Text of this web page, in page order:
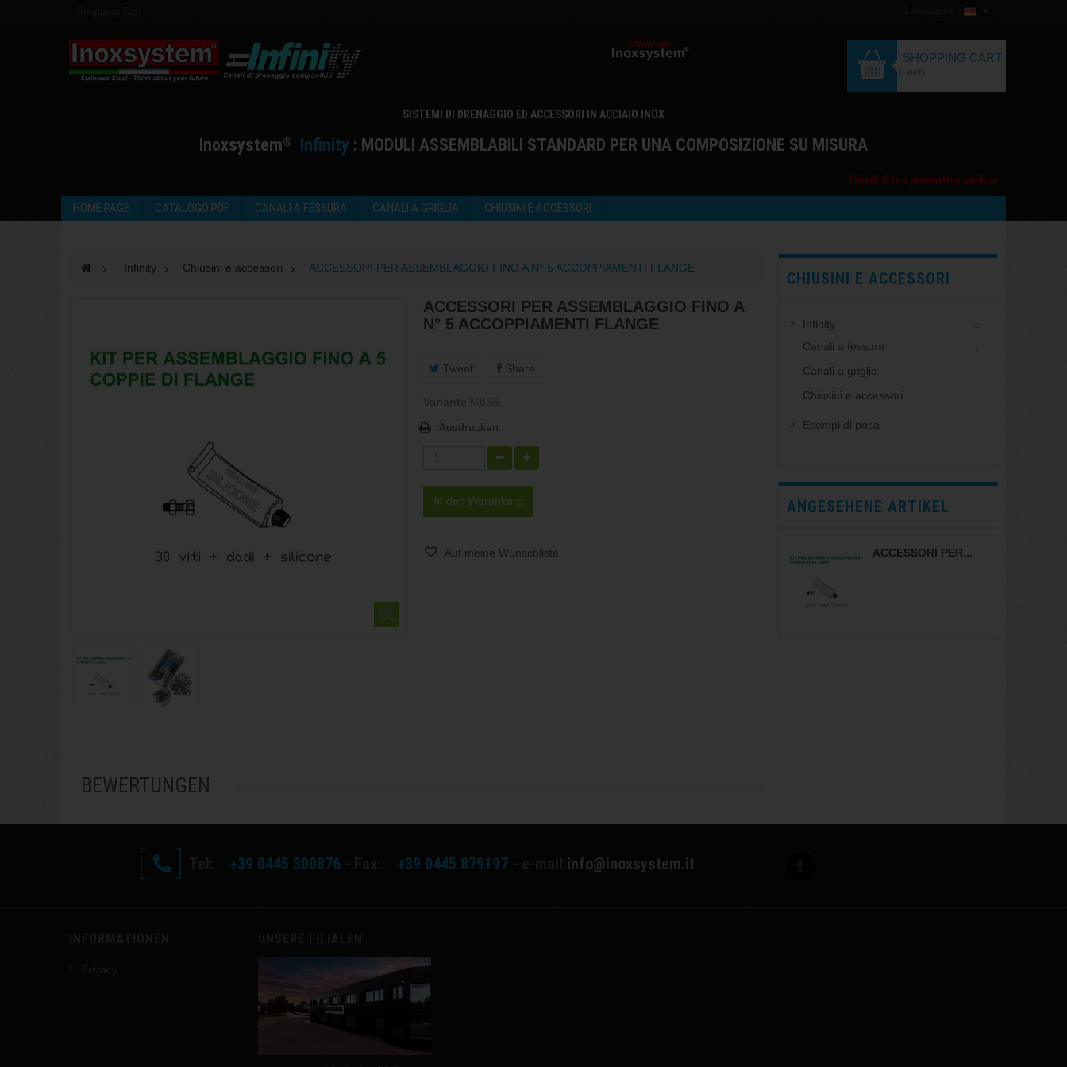
SHOPPING CART
SISTEMI DI DRENAGGIO ED ACCESSORI IN ACCIAIO INOX
Inoxsystem® Infinity : MODULI ASSEMBLABILI STANDARD PER UNA COMPOSIZIONE SU MISURA
Chiedi il tuo preventivo on-line
HOME PAGE CATALOGO PDF CANALI A FESSURA CANALI A GRIGLIA CHIUSINI E ACCESSORI
> Infinity > Chiusini e accessori > ACCESSORI PER ASSEMBLAGGIO FINO A N° 5 ACCOPPIAMENTI FLANGE
ACCESSORI PER ASSEMBLAGGIO FINO A
N° 5 ACCOPPIAMENTI FLANGE
Tweet Share
Ausdrucken
In den Warenkorb
Auf meine Wunschliste
BEWERTUNGEN
CHIUSINI E ACCESSORI
Infinity
Canali a fessura
Canali a griglia
Chiusini e accessori
Esempi di posa
ANGESEHENE ARTIKEL
ACCESSORI PER...
+39 0445 300876 +39 0445 879197 info@inoxsystem.it